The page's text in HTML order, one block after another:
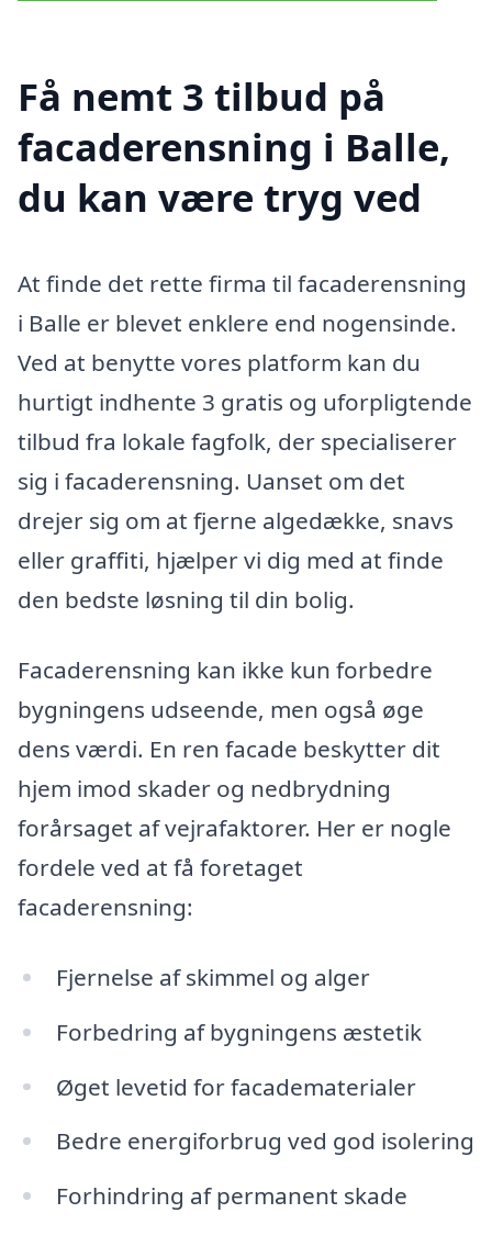
Få nemt 3 tilbud på
facaderensning i Balle,
du kan være tryg ved
At finde det rette firma til facaderensning
i Balle er blevet enklere end nogensinde.
Ved at benytte vores platform kan du
hurtigt indhente 3 gratis og uforpligtende
tilbud fra lokale fagfolk, der specialiserer
sig i facaderensning. Uanset om det
drejer sig om at fjerne algedække, snavs
eller graffiti, hjælper vi dig med at finde
den bedste løsning til din bolig.
Facaderensning kan ikke kun forbedre
bygningens udseende, men også øge
dens værdi. En ren facade beskytter dit
hjem imod skader og nedbrydning
forårsaget af vejrafaktorer. Her er nogle
fordele ved at få foretaget
facaderensning:
Fjernelse af skimmel og alger
Forbedring af bygningens æstetik
Øget levetid for facadematerialer
Bedre energiforbrug ved god isolering
Forhindring af permanent skade